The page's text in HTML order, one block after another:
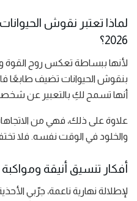
لماذا تعتبر نقوش
2026؟
لأنها ببساطة تعكس روح القوة
بنقوش الحيوانات تضيف طابعًا
أنها تسمح لكِ بالتعبير عن
علاوة على ذلك، فهي من
والخلود في الوقت نفسه. فلا
أفكار تنسيق أنيقة
لإطلالة نهارية ناعمة، جرّبي